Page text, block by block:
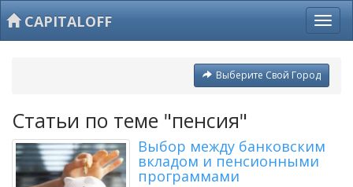
CAPITALOFF
Выберите Свой Город
Статьи по теме "пенсия"
Выбор между банковским
вкладом и пенсионными
программами